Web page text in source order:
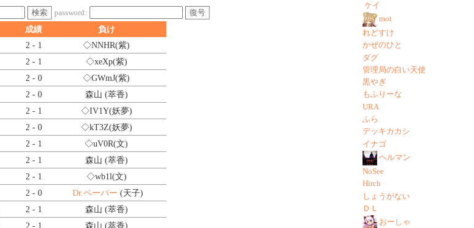
検索 password:
復号
成績 負け
2 - 1 ◇NNHR(紫)
2 - 1 ◇xeXp(紫)
2 - 0 ◇GWmJ(紫)
2 - 0 森山 (萃香)
2 - 1 ◇IV1Y(妖夢)
2 - 0 ◇kT3Z(妖夢)
2 - 1 ◇uV0R(文)
2 - 1 森山 (萃香)
2 - 1 ◇wb1l(文)
2 - 0 Dr.ペーパー (天子)
2 - 1 森山 (萃香)
2 - 1 森山 (萃香)
ケイ
mot
れどすけ
かぜのひと
ダグ
管理局の白い天使
黒やぎ
もふりーな
URA
ふら
デッキカカシ
イナゴ
ヘルマン
NoSee
Hirch
しょうがない
ＤＬ
おーしゃ